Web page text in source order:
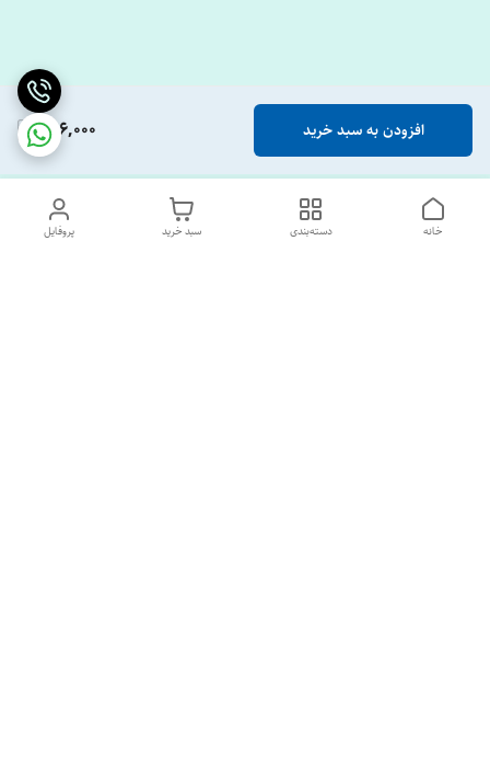
656,000 افزودن به سبد خرید
پروفایل سبد خرید دسته‌بندی خانه